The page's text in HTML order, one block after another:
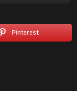
Pinterest